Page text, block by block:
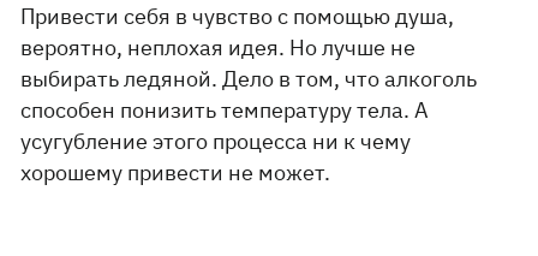
Привести себя в чувство с помощью душа,
вероятно, неплохая идея. Но лучше не
выбирать ледяной. Дело в том, что алкоголь
способен понизить температуру тела. А
усугубление этого процесса ни к чему
хорошему привести не может.